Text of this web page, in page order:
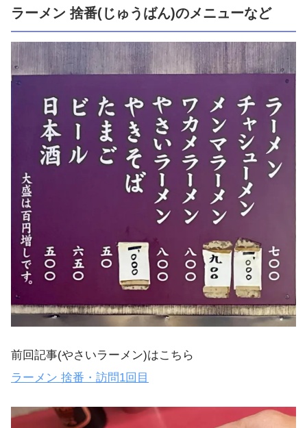
ラーメン 捨番(じゅうばん)のメニューなど
前回記事(やさいラーメン)はこちら
ラーメン 捨番・訪問1回目